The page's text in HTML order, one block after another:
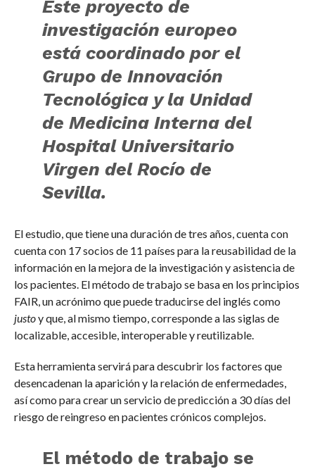
Este proyecto de
investigación europeo
está coordinado por el
Grupo de Innovación
Tecnológica y la Unidad
de Medicina Interna del
Hospital Universitario
Virgen del Rocío de
Sevilla.
El estudio, que tiene una duración de tres años, cuenta con
cuenta con 17 socios de 11 países para la reusabilidad de la
información en la mejora de la investigación y asistencia de
los pacientes. El método de trabajo se basa en los principios
FAIR, un acrónimo que puede traducirse del inglés como
justoy que, al mismo tiempo, corresponde a las siglas de
localizable, accesible, interoperable y reutilizable.
Esta herramienta servirá para descubrir los factores que
desencadenan la aparición y la relación de enfermedades,
así como para crear un servicio de predicción a 30 días del
riesgo de reingreso en pacientes crónicos complejos.
El método de trabajo se